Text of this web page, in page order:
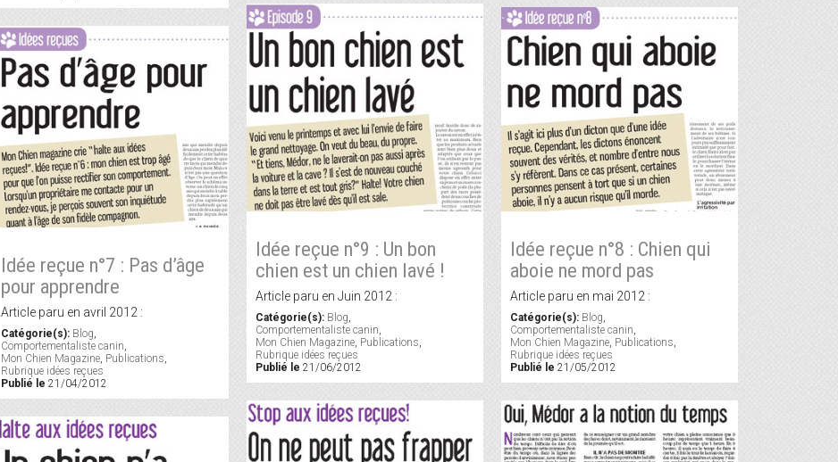
Idée reçue n°9 : Un bon
chien est un chien lavé !
Article paru en Juin 2012 :
Catégorie(s): Blog
Comportementaliste canin
Mon Chien Magazine Publications
Rubrique idées reçues
Publié le 21/06/2012
Idée reçue n°8 : Chien qui
aboie ne mord pas
Article paru en mai 2012 :
Catégorie(s): Blog,
Comportementaliste canin,
Mon Chien Magazine, Publications,
Rubrique idées reçues
Publié le 21/05/2012
Idée reçue n°7 : Pas d’âge
pour apprendre
Article paru en avril 2012 :
Catégorie(s): Blog,
Comportementaliste canin,
Mon Chien Magazine, Publications,
Rubrique idées reçues
Publié le 21/04/2012